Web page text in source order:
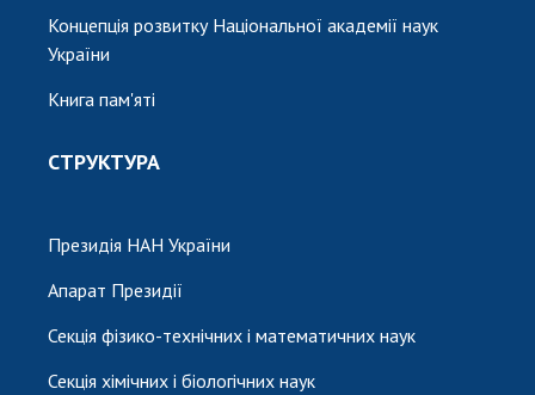
Концепція розвитку Національної академії наук
України
Книга пам'яті
СТРУКТУРА
Президія НАН України
Апарат Президії
Секція фізико-технічних і математичних наук
Секція хімічних і біологічних наук